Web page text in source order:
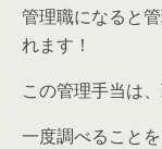
管理職になると
れます！
この管理手当は
一度調べること